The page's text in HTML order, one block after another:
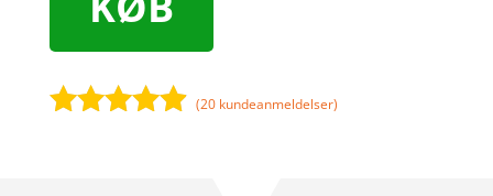
(20 kundeanmeldelser)